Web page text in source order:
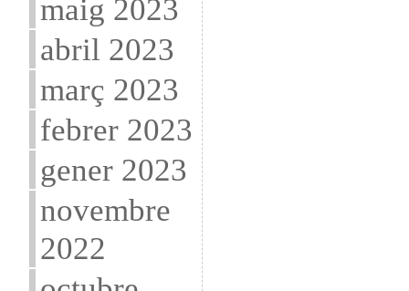
maig 2023
abril 2023
març 2023
febrer 2023
gener 2023
novembre
2022